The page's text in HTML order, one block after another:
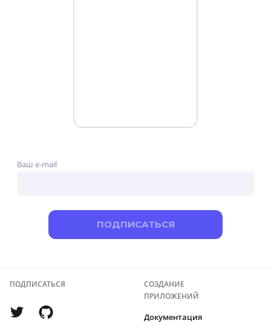
рассказать вам подробнее:
Ваш e-mail
ПОДПИСАТЬСЯ
ПОДПИСАТЬСЯ
СОЗДАНИЕ
ПРИЛОЖЕНИЙ
Документация